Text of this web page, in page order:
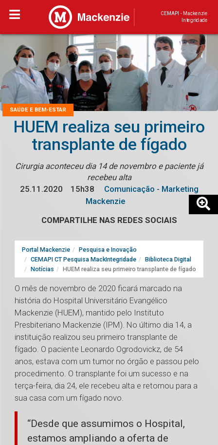
CEMAPI - Mackenzie
Integridade
SAÚDE E BEM-ESTAR
HUEM realiza seu primeiro
transplante de fígado
Cirurgia aconteceu dia 14 de novembro e paciente já
recebeu alta
25.11.2020
15h38
Comunicação - Marketing
Mackenzie
COMPARTILHE NAS REDES SOCIAIS
Portal Mackenzie
Pesquisa e Inovação
CEMAPI CT Pesquisa MackIntegridade
Biblioteca Digital
Notícias
HUEM realiza seu primeiro transplante de fígado
O mês de novembro de 2020 ficará marcado na
história do Hospital Universitário Evangélico
Mackenzie (HUEM), mantido pelo Instituto
Presbiteriano Mackenzie (IPM). No último dia 14, a
instituição realizou seu primeiro transplante de
fígado. O paciente Leonardo Ogrodovickz, de 54
anos, estava com um tumor no órgão e passou pelo
procedimento. O transplante foi um sucesso e na
terça-feira, dia 24, ele recebeu alta e retornou para a
sua casa com um fígado novo.
“Desde que assumimos o Hospital,
estamos ampliando a oferta de